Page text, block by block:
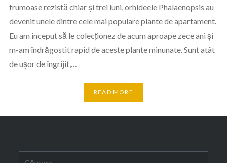
frumoase rezistă chiar și trei luni, orhideele Phalaenopsis au
devenit unele dintre cele mai populare plante de apartament.
Eu am început să le colecționez de acum aproape zece ani și
m-am îndrăgostit rapid de aceste plante minunate. Sunt atât
de ușor de îngrijit,…
READ MORE